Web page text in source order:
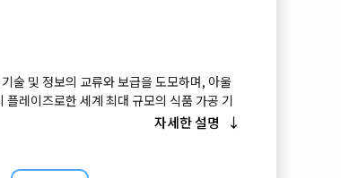
술 및 정보의 교류와 보급을 도모하며, 아울
레이즈로한 세계 최대 규모의 식품 가공 기
자세한 설명